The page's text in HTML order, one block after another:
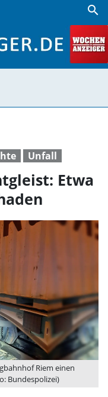
search
Unfall
Etwa
Riem einen
Bundespolizei)